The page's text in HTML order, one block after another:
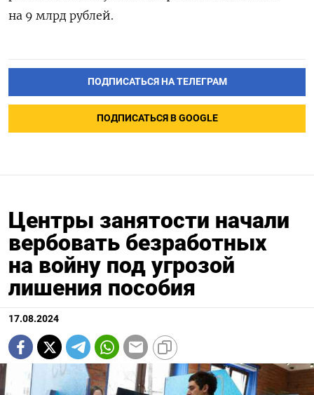
на 9 млрд рублей.
ПОДПИСАТЬСЯ НА ТЕЛЕГРАМ
ПОДПИСАТЬСЯ В GOOGLE
Центры занятости начали
вербовать безработных
на войну под угрозой
лишения пособия
17.08.2024